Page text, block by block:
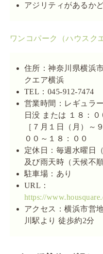
アジリティがあるか
ワンコパーク（ハウスク
住所：神奈川県横浜
クエア横浜
TEL：045-912-7474
営業時間：レギュラ
日没 または １８：
［７月１日（月）～
００～１８：００
定休日：毎週水曜日
及び雨天時（天候不
駐車場：あり
URL：
https://
アクセス：横浜市営
川駅より 徒歩約2分